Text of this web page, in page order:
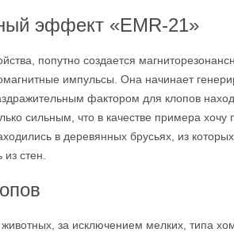
эффект «EMR-21»
попутно создается
импульсы. Она начинает
фактором для клопов
сильным, что в качестве примера
в деревянных брусьях, из
стен.
за исключением мелких, типа